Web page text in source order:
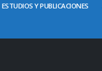
ESTUDIOS Y PUBLICACIONES